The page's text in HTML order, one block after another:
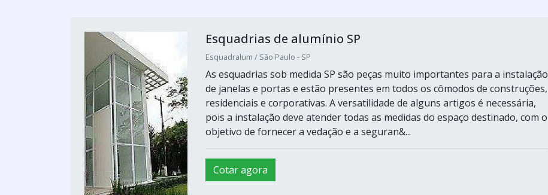
Esquadrias de alumínio SP
Esquadralum / São Paulo - SP
As esquadrias sob medida SP são peças muito importantes para a instalação
de janelas e portas e estão presentes em todos os cômodos de construções,
residenciais e corporativas. A versatilidade de alguns artigos é necessária,
pois a instalação deve atender todas as medidas do espaço destinado, com o
objetivo de fornecer a vedação e a seguran&...
Cotar agora